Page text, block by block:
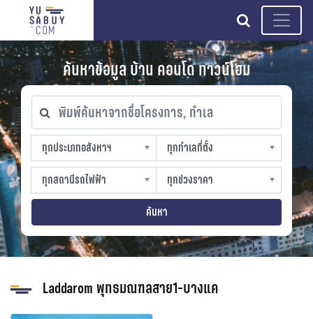
search
ค้นหาข้อมูล บ้าน คอนโด ทาวน์โฮม
พิมพ์ค้นหาจากชื่อโครงการ, ทำเล
ทุกประเภทอสังหาฯ
ทุกประเภทอสังหาฯ
sproperty
ทุกทำเลที่ตั้ง
ทุกทำเลที่ตั้ง
slocation
ทุกสถานีรถไฟฟ้า
ทุกสถานีรถไฟฟ้า
strain-station
ทุกช่วงราคา
ทุกช่วงราคา
sprice
ค้นหา
Laddarom พุทธมณฑลสาย1-บางแค